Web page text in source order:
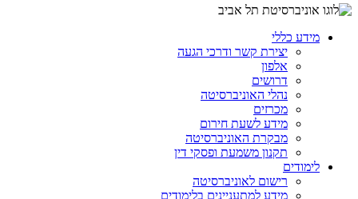
מידע כללי
יצירת קשר ודרכי הגעה
אלפון
דרושים
נהלי האוניברסיטה
מכרזים
מידע לשעת חירום
מבקרת האוניברסיטה
תקנון משמעת ופסקי דין
לימודים
רישום לאוניברסיטה
מידע למתעניינים בלימודים